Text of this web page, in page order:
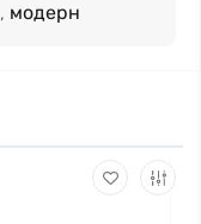
, модерн